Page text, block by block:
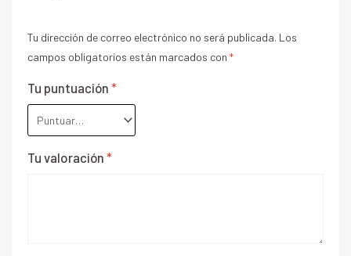
Tu dirección de correo electrónico no será publicada. Los
campos obligatorios están marcados con *
Tu puntuación *
Tu valoración *